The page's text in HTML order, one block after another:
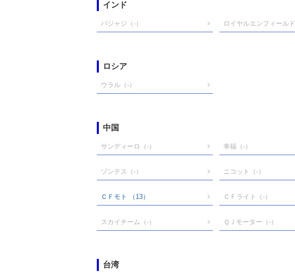
インド
パジャジ （-） ロイヤルエンフィールド
ロシア
ウラル （-）
中国
サンディーロ （-） 幸福 （-）
ゾンテス （-） ニコット （-）
ＣＦモト （13） ＣＦライト （-）
スカイチーム （-） ＱＪモーター （-）
台湾